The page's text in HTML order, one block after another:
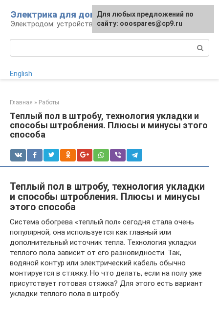
контенту
Электрика для дома
Электродом: устройства, кабели, ремонт
English
Главная » Работы
Теплый пол в штробу, технология укладки и
способы штробления. Плюсы и минусы этого
способа
Теплый пол в штробу, технология укладки
и способы штробления. Плюсы и минусы
этого способа
Система обогрева «теплый пол» сегодня стала очень
популярной, она используется как главный или
дополнительный источник тепла. Технология укладки
теплого пола зависит от его разновидности. Так,
водяной контур или электрический кабель обычно
монтируется в стяжку. Но что делать, если на полу уже
присутствует готовая стяжка? Для этого есть вариант
укладки теплого пола в штробу.
Для любых предложений по
сайту: ooospares@cp9.ru